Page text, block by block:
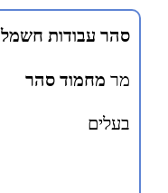
סהר עבודות חשמל
מר מחמוד סהר
בעלים